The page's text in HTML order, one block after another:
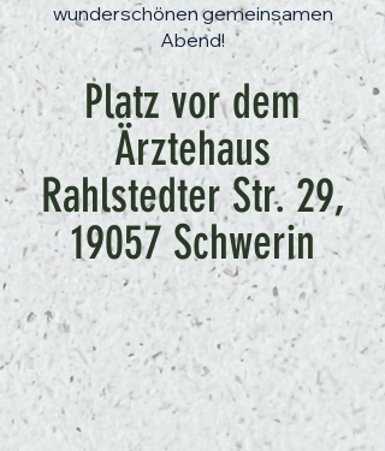
wunderschönen gemeinsamen
Abend!
Platz vor dem
Ärztehaus
Rahlstedter Str. 29,
19057 Schwerin